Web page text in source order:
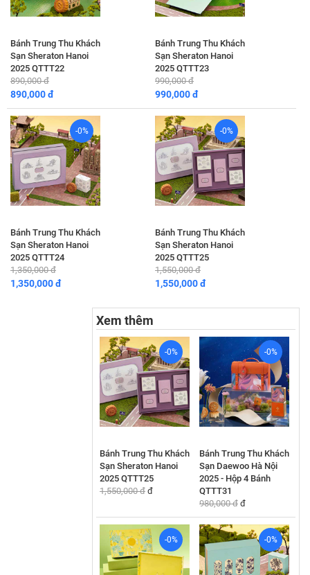
Bánh Trung Thu Khách
Sạn Sheraton Hanoi
2025 QTTT22
890,000 đ
890,000 đ
Bánh Trung Thu Khách
Sạn Sheraton Hanoi
2025 QTTT23
990,000 đ
990,000 đ
-0%
Bánh Trung Thu Khách
Sạn Sheraton Hanoi
2025 QTTT24
1,350,000 đ
1,350,000 đ
-0%
Bánh Trung Thu Khách
Sạn Sheraton Hanoi
2025 QTTT25
1,550,000 đ
1,550,000 đ
Xem thêm
-0%
Bánh Trung Thu Khách
Sạn Sheraton Hanoi
2025 QTTT25
1,550,000 đ đ
-0%
Bánh Trung Thu Khách
Sạn Daewoo Hà Nội
2025 - Hộp 4 Bánh
QTTT31
980,000 đ đ
-0% -0%